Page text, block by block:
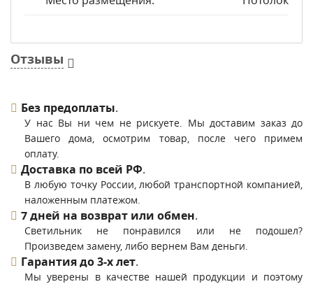
Отзывы
Без предоплаты.
У нас Вы ни чем не рискуете. Мы доставим заказ до
Вашего дома, осмотрим товар, после чего примем
оплату.
Доставка по всей РФ.
В любую точку России, любой транспортной компанией,
наложенным платежом.
7 дней на возврат или обмен.
Светильник не понравился или не подошел?
Произведем замену, либо вернем Вам деньги.
Гарантия до 3-х лет.
Мы уверены в качестве нашей продукции и поэтому